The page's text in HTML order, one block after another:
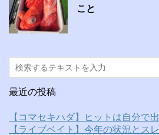
こと
最近の投稿
【コマセキハダ】ヒットは自分で
【ライブベイト】今年の状況とス